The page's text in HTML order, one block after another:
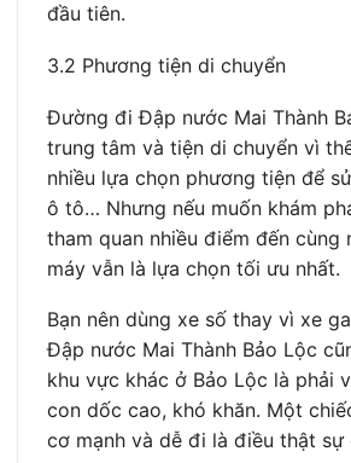
đầu tiên.
3.2 Phương tiện di chuyển
Đường đi Đập nước Mai Thành
trung tâm và tiện di chuyển vì
nhiều lựa chọn phương tiện để
ô tô… Nhưng nếu muốn khám
tham quan nhiều điểm đến cùng
máy vẫn là lựa chọn tối ưu nhất.
Bạn nên dùng xe số thay vì xe
Đập nước Mai Thành Bảo Lộc
khu vực khác ở Bảo Lộc là phải
con dốc cao, khó khăn. Một
cơ mạnh và dễ đi là điều thật sự